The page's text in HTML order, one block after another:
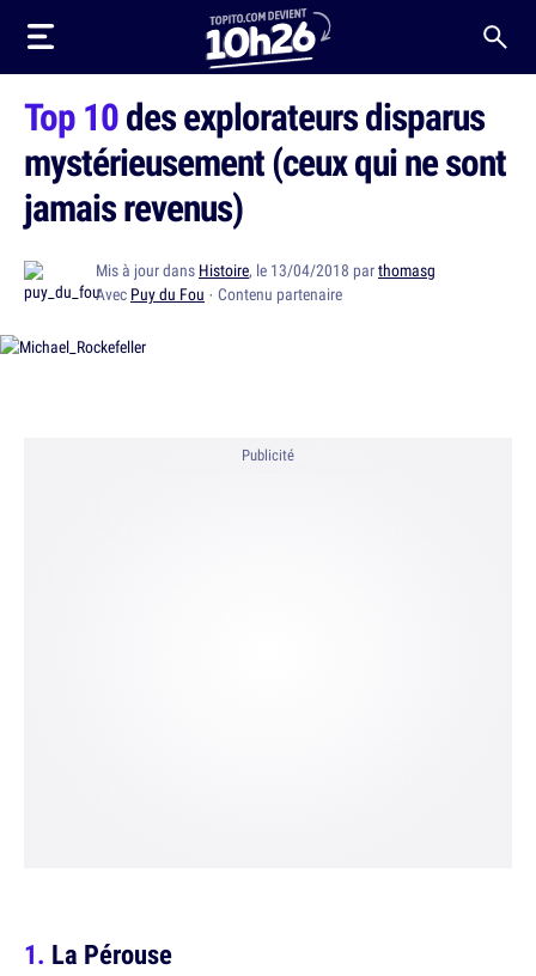
Top 10des explorateurs disparus
mystérieusement (ceux qui ne sont
jamais revenus)
Mis à jour dans Histoire, le 13/04/2018 parthomasg
Avec Puy du Fou · Contenu partenaire
Publicité
La Pérouse